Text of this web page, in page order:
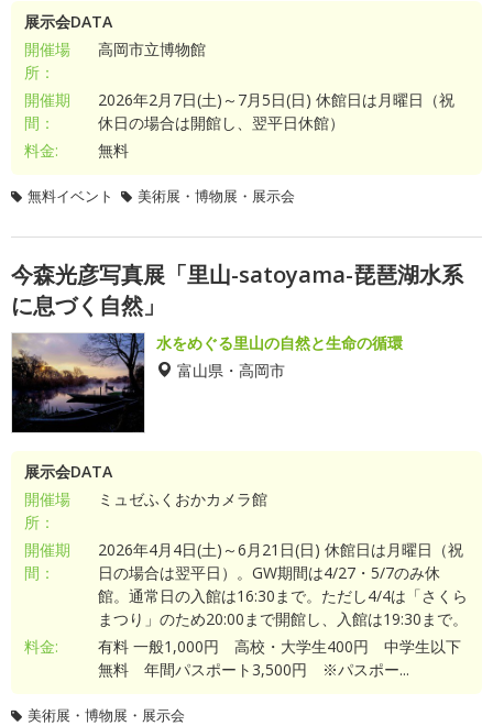
展示会DATA
開催場
所：
高岡市立博物館
開催期
間：
2026年2月7日(土)～7月5日(日) 休館日は月曜日（祝
休日の場合は開館し、翌平日休館）
料金:
無料
無料イベント 美術展・博物展・展示会
今森光彦写真展「里山-satoyama-琵琶湖水系
に息づく自然」
水をめぐる里山の自然と生命の循環
富山県・高岡市
展示会DATA
開催場
所：
ミュゼふくおかカメラ館
開催期
間：
2026年4月4日(土)～6月21日(日) 休館日は月曜日（祝
日の場合は翌平日）。GW期間は4/27・5/7のみ休
館。通常日の入館は16:30まで。ただし4/4は「さくら
まつり」のため20:00まで開館し、入館は19:30まで。
料金:
有料 一般1,000円 高校・大学生400円 中学生以下
無料 年間パスポート3,500円 ※パスポー...
美術展・博物展・展示会